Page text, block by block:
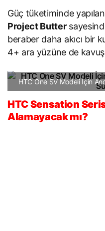
Güç tüketiminde
Project Butter
beraber daha akıcı bir
4+ ara yüzüne de
HTC One SV Modeli İçin
HTC Sensation
Alamayacak mı?